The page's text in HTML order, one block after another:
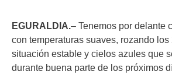
EGURALDIA. – Tenemos por delante
con temperaturas suaves, rozando los
situación estable y cielos azules que
durante buena parte de los próximos